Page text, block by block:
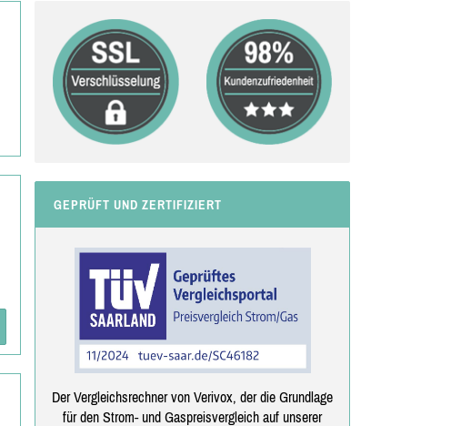
GEPRÜFT UND ZERTIFIZIERT
Der Vergleichsrechner von Verivox, der die Grundlage
für den Strom- und Gaspreisvergleich auf unserer